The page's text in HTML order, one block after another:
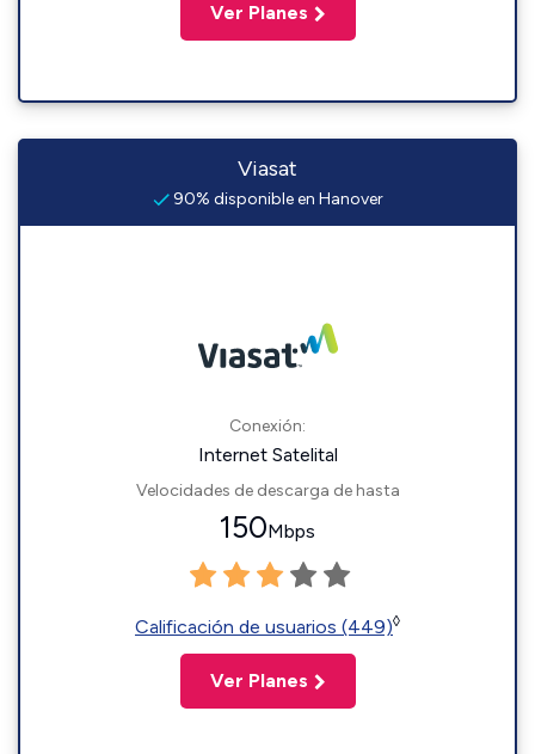
Ver Planes
Viasat
90% disponible en Hanover
Conexión:
Internet Satelital
Velocidades de descarga de hasta
150Mbps
Calificación de usuarios (449)◊
Ver Planes